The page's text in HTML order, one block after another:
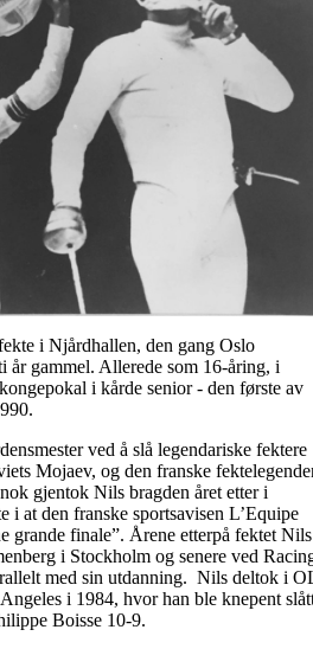
i Njårdhallen, den gang Oslo
år gammel. Allerede som 16-åring, i
i kårde senior - den første av
ved å slå legendariske fektere
Mojaev, og den franske
gjentok Nils bragden året etter i
i at den franske sportsavisen L’Equipe
grande finale”. Årene etterpå fektet Nils
i Stockholm og senere ved
med sin utdanning. Nils deltok i
i 1984, hvor han ble knepent
Boisse 10-9.